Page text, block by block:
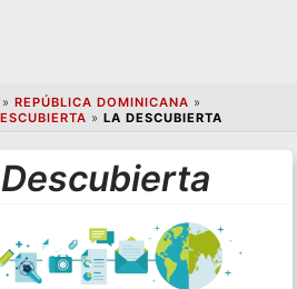
» REPÚBLICA DOMINICANA »
» LA DESCUBIERTA